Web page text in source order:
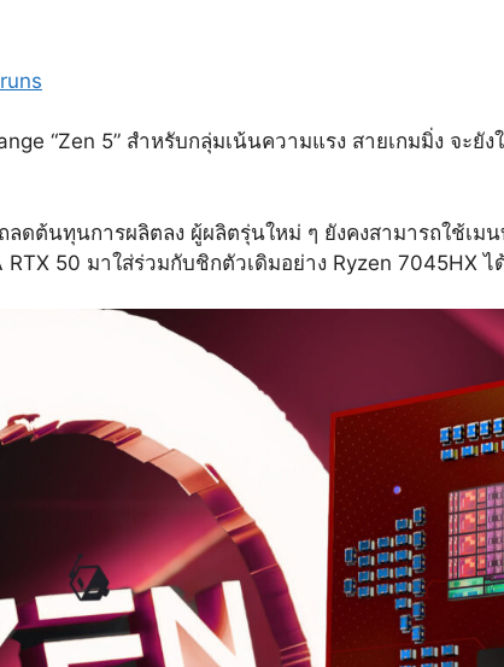
“Zen 5” สำหรับกลุ่มเน้นความแรง สายเกมมิ่ง จะยั
ลดต้นทุนการผลิตลง ผู้ผลิตรุ่นใหม่ ๆ ยังคงสามารถใช้เ
RTX 50 มาใส่ร่วมกับชิกตัวเดิมอย่าง Ryzen 7045HX